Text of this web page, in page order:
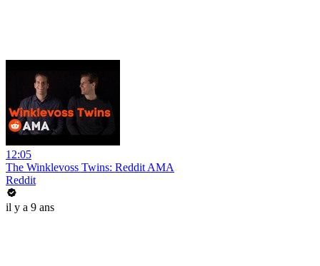
12:05
The Winklevoss Twins: Reddit AMA
Reddit
il y a 9 ans